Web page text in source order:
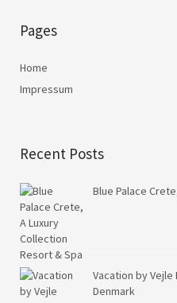
Pages
Home
Impressum
Recent Posts
Blue Palace
Vacation by Vejle
Denmark